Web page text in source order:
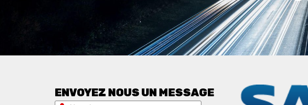
ENVOYEZ NOUS UN MESSAGE